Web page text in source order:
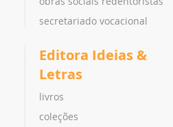
secretariado vocacional
Editora Ideias &
Letras
livros
coleções